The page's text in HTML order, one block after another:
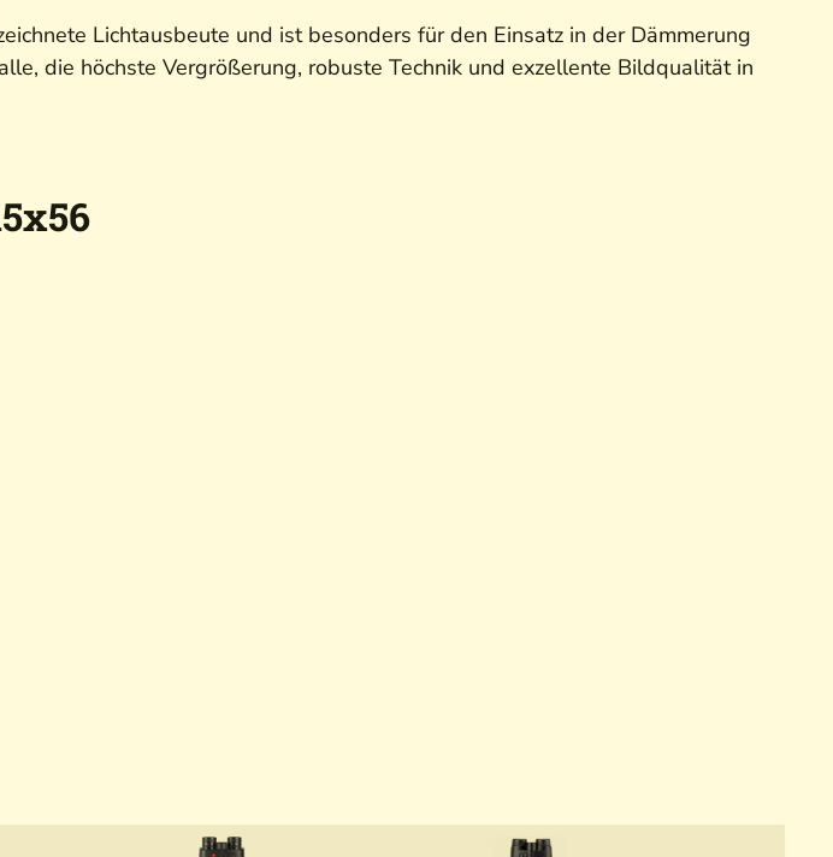
Lichtausbeute und ist besonders für den Einsatz in der Dämmerung
die höchste Vergrößerung, robuste Technik und exzellente Bildqualität in